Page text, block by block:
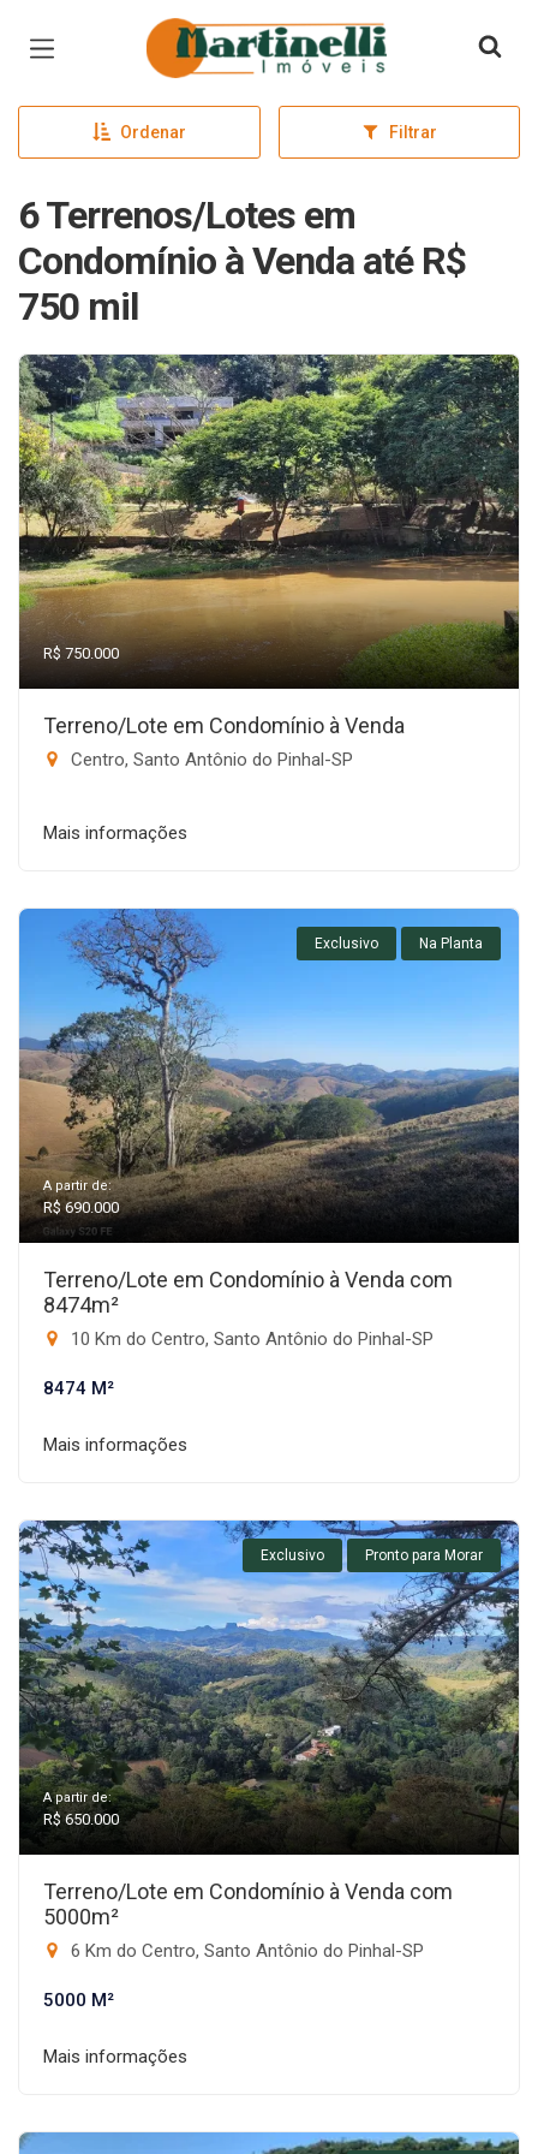
Página inicial
Ordenar Filtrar
6 Terrenos/Lotes em
Condomínio à Venda até R$
750 mil
R$ 750.000
Terreno/Lote em Condomínio à Venda
Centro, Santo Antônio do Pinhal-SP
Mais informações
Exclusivo Na Planta
A partir de:
R$ 690.000
Terreno/Lote em Condomínio à Venda com
8474m²
10 Km do Centro, Santo Antônio do Pinhal-SP
8474 M²
Mais informações
Exclusivo Pronto para Morar
A partir de:
R$ 650.000
Terreno/Lote em Condomínio à Venda com
5000m²
6 Km do Centro, Santo Antônio do Pinhal-SP
5000 M²
Mais informações